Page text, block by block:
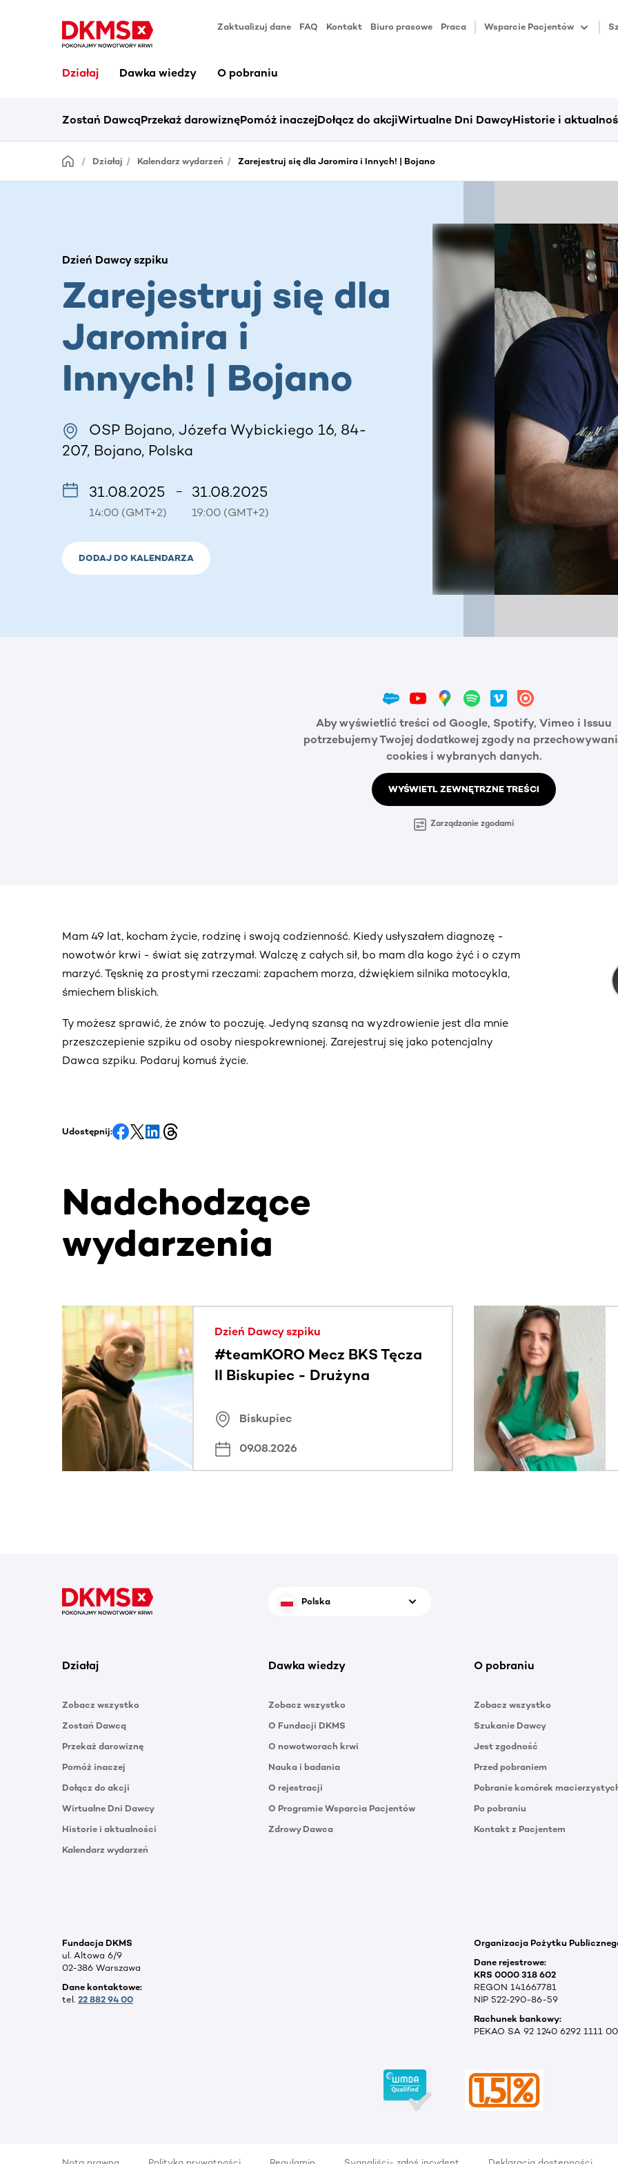
Zaktualizuj dane FAQ Kontakt Biuro prasowe Praca Wsparcie Pacjentów
Działaj Dawka wiedzy O pobraniu
Zostań DawcąPrzekaż darowiznęPomóż inaczejDołącz do akcjiWirtualne Dni DawcyHistorie i
Działaj Kalendarz wydarzeń Zarejestruj się dla Jaromira i Innych! | Bojano
Dzień Dawcy szpiku
Zarejestruj się dla
Jaromira i
Innych! | Bojano
OSP Bojano, Józefa Wybickiego 16, 84-
207, Bojano, Polska
31.08.2025
14:00 (GMT+2)
– 31.08.2025
19:00 (GMT+2)
DODAJ DO KALENDARZA
Aby wyświetlić treści od Google, Spotify, Vimeo i Issuu
potrzebujemy Twojej dodatkowej zgody na
cookies i wybranych danych.
WYŚWIETL ZEWNĘTRZNE TREŚCI
Zarządzanie zgodami
Mam 49 lat, kocham życie, rodzinę i swoją codzienność. Kiedy usłyszałem diagnozę -
nowotwór krwi - świat się zatrzymał. Walczę z całych sił, bo mam dla kogo żyć i o czym
marzyć. Tęsknię za prostymi rzeczami: zapachem morza, dźwiękiem silnika motocykla,
śmiechem bliskich.
Ty możesz sprawić, że znów to poczuję. Jedyną szansą na wyzdrowienie jest dla mnie
przeszczepienie szpiku od osoby niespokrewnionej. Zarejestruj się jako potencjalny
Dawca szpiku. Podaruj komuś życie.
Udostępnij:
Nadchodzące
wydarzenia
Ta sekcja zawiera treści przewijane w poziomie. Użyj klawisza Tab lub przesuń palcem, aby zobaczyć
Dzień Dawcy szpiku
#teamKORO Mecz BKS Tęcza
II Biskupiec - Drużyna
Biskupiec
09.08.2026
Polska
Działaj
Zobacz wszystko
Zostań Dawcą
Przekaż darowiznę
Pomóż inaczej
Dołącz do akcji
Wirtualne Dni Dawcy
Historie i aktualności
Kalendarz wydarzeń
Dawka wiedzy
Zobacz wszystko
O Fundacji DKMS
O nowotworach krwi
Nauka i badania
O rejestracji
O Programie Wsparcia Pacjentów
Zdrowy Dawca
O pobraniu
Zobacz wszystko
Szukanie Dawcy
Jest zgodność
Przed pobraniem
Pobranie komórek
Po pobraniu
Kontakt z Pacjentem
Fundacja DKMS
ul. Altowa 6/9
02-386 Warszawa
Dane kontaktowe:
tel. 22 882 94 00
Organizacja Pożytku
Dane rejestrowe:
KRS 0000 318 602
REGON 141667781
NIP 522-290-86-59
Rachunek bankowy:
PEKAO SA 92 1240 6292 1111